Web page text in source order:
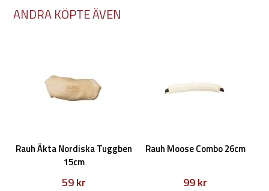
ANDRA KÖPTE ÄVEN
Rauh Äkta Nordiska Tuggben
15cm
59 kr
Rauh Moose Combo 26cm
99 kr